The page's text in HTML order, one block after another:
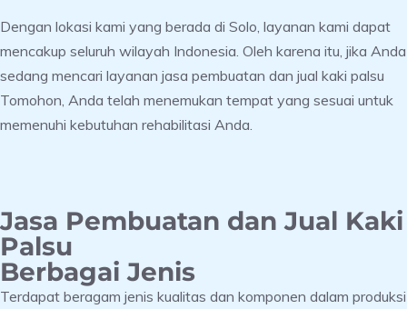
Dengan lokasi kami yang berada di Solo, layanan kami dapat
mencakup seluruh wilayah Indonesia. Oleh karena itu, jika Anda
sedang mencari layanan jasa pembuatan dan jual kaki palsu
Tomohon, Anda telah menemukan tempat yang sesuai untuk
memenuhi kebutuhan rehabilitasi Anda.
Jasa Pembuatan dan Jual Kaki
Palsu
Berbagai Jenis
Terdapat beragam jenis kualitas dan komponen dalam produksi